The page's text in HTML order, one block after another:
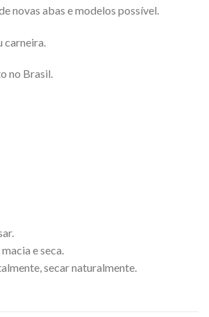
novas abas e modelos possível.
no Brasil.
e seca.
secar naturalmente.